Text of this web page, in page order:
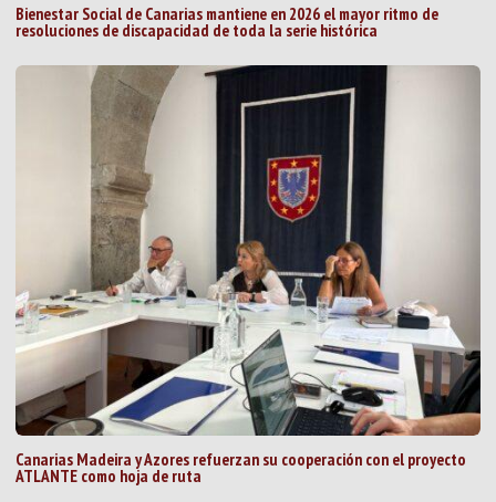
Bienestar Social de Canarias mantiene en 2026 el mayor ritmo de
resoluciones de discapacidad de toda la serie histórica
Canarias Madeira y Azores refuerzan su cooperación con el proyecto
ATLANTE como hoja de ruta